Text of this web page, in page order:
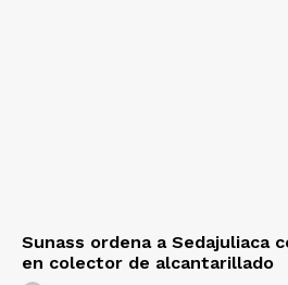
Sunass ordena a Sedajuliaca
en colector de alcantarillado